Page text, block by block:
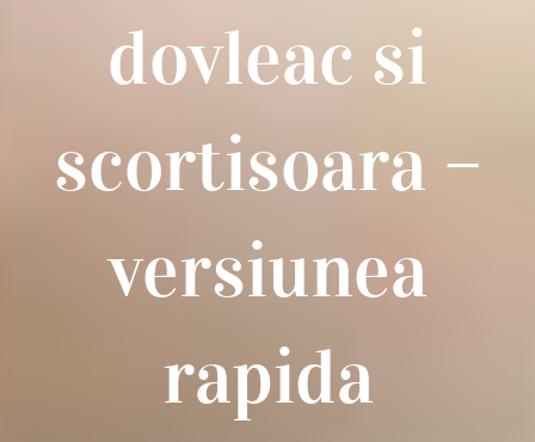
dovleac si
scortisoara –
versiunea
rapida